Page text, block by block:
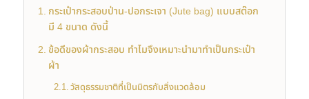
กระเป๋ากระสอบป่าน-ปอกระเจา (Jute bag) แบบสต๊อก
มี 4 ขนาด ดังนี้
ข้อดีของผ้ากระสอบ ทำไมจึงเหมาะนำมาทำเป็นกระเป๋า
ผ้า
วัสดุธรรมชาติที่เป็นมิตรกับสิ่งแวดล้อม